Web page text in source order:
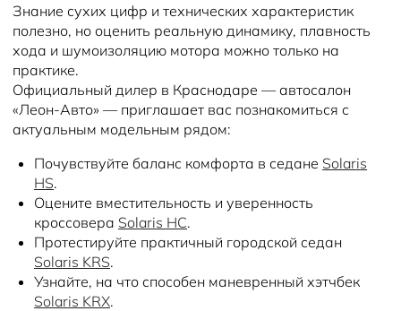
Знание сухих цифр и технических характеристик
полезно, но оценить реальную динамику, плавность
хода и шумоизоляцию мотора можно только на
практике.
Официальный дилер в Краснодаре — автосалон
«Леон-Авто» — приглашает вас познакомиться с
актуальным модельным рядом:
Почувствуйте баланс комфорта в седане Solaris
HS.
Оцените вместительность и уверенность
кроссовера Solaris HC.
Протестируйте практичный городской седан
Solaris KRS.
Узнайте, на что способен маневренный хэтчбек
Solaris KRX.